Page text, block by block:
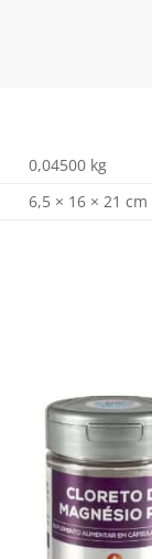
0,04500 kg
6,5 × 16 × 21 cm